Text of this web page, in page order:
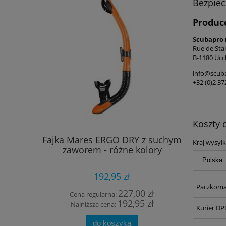
Fajka Mares ERGO DRY z suchym
zaworem - różne kolory
192,95 zł
Cena regularna:227,00 zł
Najniższa cena:192,95 zł
do koszyka
Buty
Scubapro
Rue de
B-1180
+32 (0)2
Koszty
Kraj
Kurier